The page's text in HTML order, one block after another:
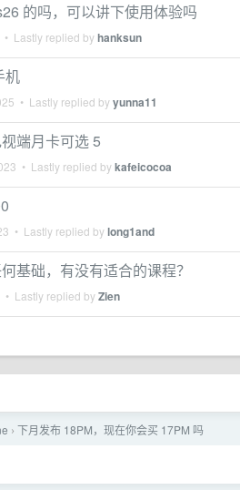
的吗，可以讲下使用体验吗
• Lastly replied byhanksun
机
• Lastly replied byyunna11
端月卡可选 5
• Lastly replied bykafeicocoa
• Lastly replied bylong1and
基础，有没有适合的课程？
• Lastly replied byZien
› 下月发布 18PM，现在你会买 17PM 吗